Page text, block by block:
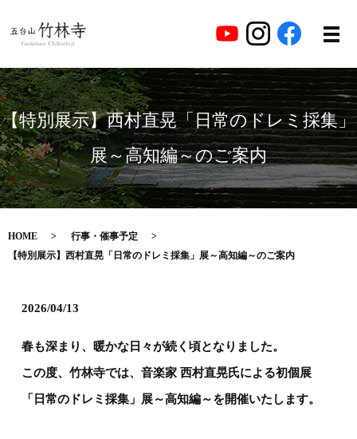
【特別展示】西村直晃「日常のドレミ採集」
展～高知編～のご案内
HOME
行事・催事予定
【特別展示】西村直晃「日常のドレミ採集」展～高知編～のご案内
2026/04/13
春も深まり、暖かな日々が続く頃となりました。
この度、竹林寺では、音楽家 西村直晃氏による初個展
「日常のドレミ採集」展～高知編～を開催いたします。